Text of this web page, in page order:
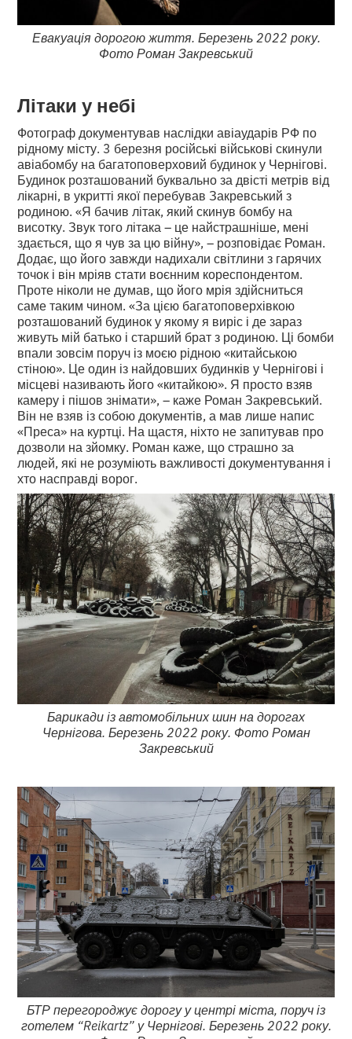
Евакуація дорогою життя. Березень 2022 року.
Фото Роман Закревський
Літаки у небі
Фотограф документував наслідки авіаударів РФ по
рідному місту. 3 березня російські військові скинули
авіабомбу на багатоповерховий будинок у Чернігові.
Будинок розташований буквально за двісті метрів від
лікарні, в укритті якої перебував Закревський з
родиною. «Я бачив літак, який скинув бомбу на
висотку. Звук того літака – це найстрашніше, мені
здається, що я чув за цю війну», – розповідає Роман.
Додає, що його завжди надихали світлини з гарячих
точок і він мріяв стати воєнним кореспондентом.
Проте ніколи не думав, що його мрія здійсниться
саме таким чином. «За цією багатоповерхівкою
розташований будинок у якому я виріс і де зараз
живуть мій батько і старший брат з родиною. Ці бомби
впали зовсім поруч із моєю рідною «китайською
стіною». Це один із найдовших будинків у Чернігові і
місцеві називають його «китайкою». Я просто взяв
камеру і пішов знімати», – каже Роман Закревський.
Він не взяв із собою документів, а мав лише напис
«Преса» на куртці. На щастя, ніхто не запитував про
дозволи на зйомку. Роман каже, що страшно за
людей, які не розуміють важливості документування і
хто насправді ворог.
Барикади із автомобільних шин на дорогах
Чернігова. Березень 2022 року. Фото Роман
Закревський
БТР перегороджує дорогу у центрі міста, поруч із
готелем “Reikartz” у Чернігові. Березень 2022 року.